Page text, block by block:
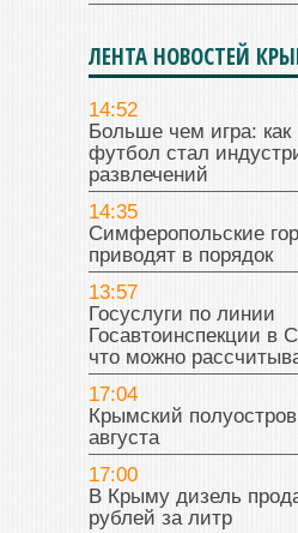
ЛЕНТА НОВОСТЕЙ
14:52
Больше чем игра: как
футбол стал
развлечений
14:35
Симферопольские
приводят в порядок
13:57
Госуслуги по линии
Госавтоинспекции в
что можно
17:04
Крымский
августа
17:00
В Крыму дизель
рублей за литр